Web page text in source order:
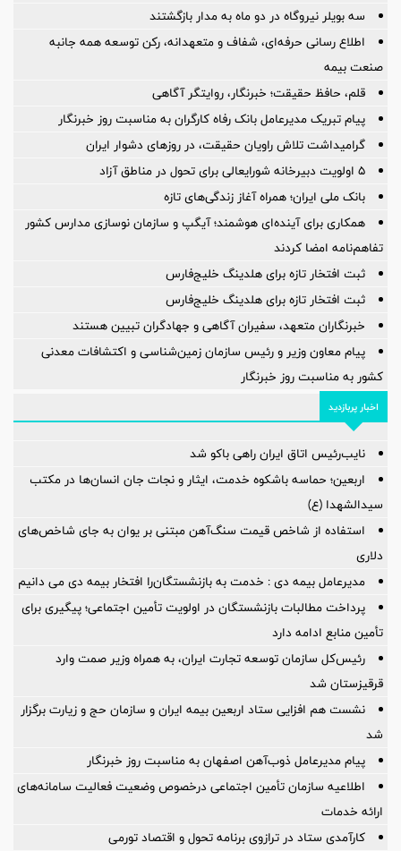
سه بویلر نیروگاه در دو ماه به مدار بازگشتند
اطلاع رسانی حرفه‌ای، شفاف و متعهدانه، رکن توسعه همه جانبه
صنعت بیمه
قلم، حافظ حقیقت؛ خبرنگار، روایتگر آگاهی
پیام تبریک مدیرعامل بانک رفاه کارگران به مناسبت روز خبرنگار
گرامیداشت تلاش راویان حقیقت، در روزهای دشوار ایران
5 اولویت دبیرخانه شورایعالی برای تحول در مناطق آزاد
بانک ملی ایران؛ همراه آغاز زندگی‌های تازه
همکاری برای آینده‌ای هوشمند؛ آیگپ و سازمان نوسازی مدارس کشور
تفاهم‌نامه امضا کردند
ثبت افتخار تازه برای هلدینگ خلیج‌فارس
ثبت افتخار تازه برای هلدینگ خلیج‌فارس
خبرنگاران متعهد، سفیران آگاهی و جهادگران تبیین هستند
پیام معاون وزیر و رئیس سازمان زمین‌شناسی و اکتشافات معدنی
کشور به مناسبت روز خبرنگار
اخبار پربازدید
نایب‌رئیس اتاق ایران راهی باکو شد
اربعین؛ حماسه باشکوه خدمت، ایثار و نجات جان انسان‌ها در مکتب
سیدالشهدا (ع)
استفاده از شاخص قیمت سنگ‌آهن مبتنی بر یوان به جای شاخص‌های
دلاری
مدیرعامل بیمه دی : خدمت به بازنشستگان‌را افتخار بیمه دی می دانیم
پرداخت مطالبات بازنشستگان در اولویت تأمین اجتماعی؛ پیگیری برای
تأمین منابع ادامه دارد
رئیس‌کل سازمان توسعه تجارت ایران، به همراه وزیر صمت وارد
قرقیزستان شد
نشست هم افزایی ستاد اربعین بیمه ایران و سازمان حج و زیارت برگزار
شد
پیام مدیرعامل ذوب‌آهن اصفهان به مناسبت روز خبرنگار
اطلاعیه سازمان تأمین اجتماعی درخصوص وضعیت فعالیت سامانه‌های
ارائه خدمات
کارآمدی ستاد در ترازوی برنامه تحول و اقتصاد تورمی